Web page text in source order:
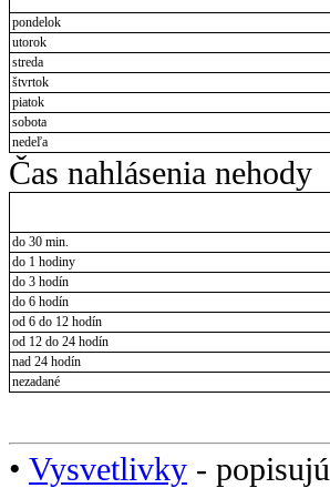
pondelok
utorok
streda
štvrtok
piatok
sobota
nedeľa
Čas nahlásenia nehody
do 30 min.
do 1 hodiny
do 3 hodín
do 6 hodín
od 6 do 12 hodín
od 12 do 24 hodín
nad 24 hodín
nezadané
• Vysvetlivky -